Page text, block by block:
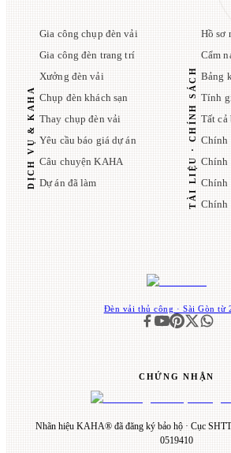
DỊCH VỤ & KAHA
Gia công chụp đèn vải
Gia công đèn trang trí
Xưởng đèn vải
Chụp đèn khách sạn
Thay chụp đèn vải
Yêu cầu báo giá dự án
Câu chuyện KAHA
Dự án đã làm
TÀI LIỆU · CHÍNH SÁCH
Hồ sơ
Cẩm
Bảng
Tính
Tất
Chính
Chính
Chính
Chính
Đèn vải thủ công · Sài Gòn từ
CHỨNG NHẬN
Nhãn hiệu KAHA® đã đăng ký bảo hộ · Cục
0519410